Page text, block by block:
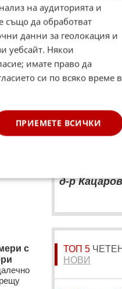
с
ЛОВЦИ НА
Д-р
Кателиева
Д-р Десислава
сутрин"
“
"Пирогов"
поръчка.
като
д-р
ТОП 5
НОВИ
на аудиторията и
също да обработват
данни за геолокация и
уебсайт. Някои
имате право да
си по всяко време в
ПРИЕМЕТЕ ВСИЧКИ